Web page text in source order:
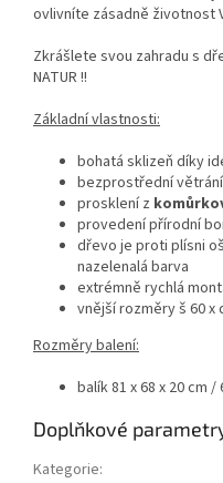
ovlivníte zásadně životnost
Zkrášlete svou zahradu s
NATUR !!
Základní vlastnosti:
bohatá sklizeň díky
bezprostřední
prosklení z
provedení přírodní
dřevo je proti plísni
nazelenalá barva
extrémně rychlá
vnější rozměry š 60 x
Rozměry balení:
balík 81 x 68 x 20 cm /
Doplňkové
Kategorie: